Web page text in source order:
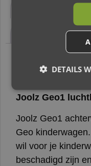
Beoordelingen
Joolz Geo1
Joolz Geo1
Geo
wil voor je
beschadigd zijn
DETAILS